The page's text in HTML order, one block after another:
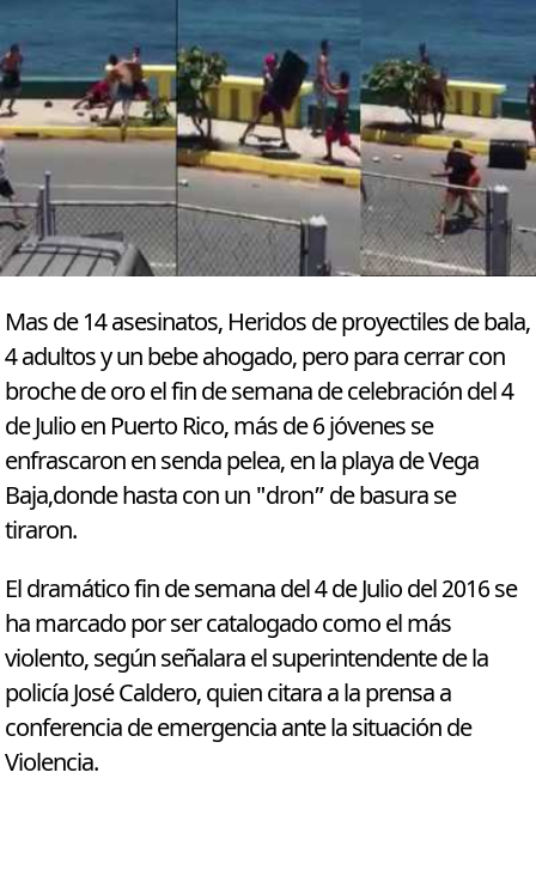
Mas de 14 asesinatos, Heridos de proyectiles de bala,
4 adultos y un bebe ahogado, pero para cerrar con
broche de oro el fin de semana de celebración del 4
de Julio en Puerto Rico, más de 6 jóvenes se
enfrascaron en senda pelea, en la playa de Vega
Baja,donde hasta con un "dron” de basura se
tiraron.
El dramático fin de semana del 4 de Julio del 2016 se
ha marcado por ser catalogado como el más
violento, según señalara el superintendente de la
policía José Caldero, quien citara a la prensa a
conferencia de emergencia ante la situación de
Violencia.